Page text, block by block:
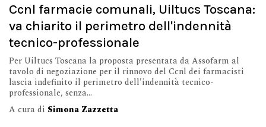
Ccnl farmacie comunali, Uiltucs Toscana:
va chiarito il perimetro dell'indennità
tecnico-professionale
Per Uiltucs Toscana la proposta presentata da Assofarm al
tavolo di negoziazione per il rinnovo del Ccnl dei farmacisti
lascia indefinito il perimetro dell'indennità tecnico-
professionale, senza...
A cura di Simona Zazzetta